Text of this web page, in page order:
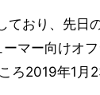
ており、先日
マー向けオ
ろ2019年1月